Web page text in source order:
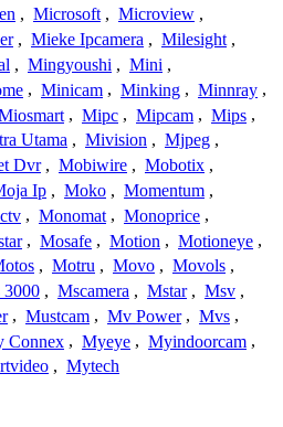
, Microsoft , Microview ,
, Mieke Ipcamera , Milesight ,
, Mingyoushi , Mini ,
, Minicam , Minking , Minnray ,
, Mipc , Mipcam , Mips ,
Utama , Mivision , Mjpeg ,
Dvr , Mobiwire , Mobotix ,
Ip , Moko , Momentum ,
, Monomat , Monoprice ,
, Mosafe , Motion , Motioneye ,
, Motru , Movo , Movols ,
3000 , Mscamera , Mstar , Msv ,
, Mustcam , Mv Power , Mvs ,
Connex , Myeye , Myindoorcam ,
, Mytech